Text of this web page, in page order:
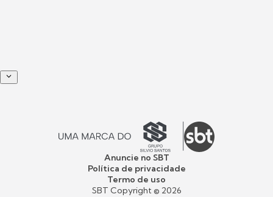
Anuncie no SBT
Política de privacidade
Termo de uso
SBT Copyright © 2026